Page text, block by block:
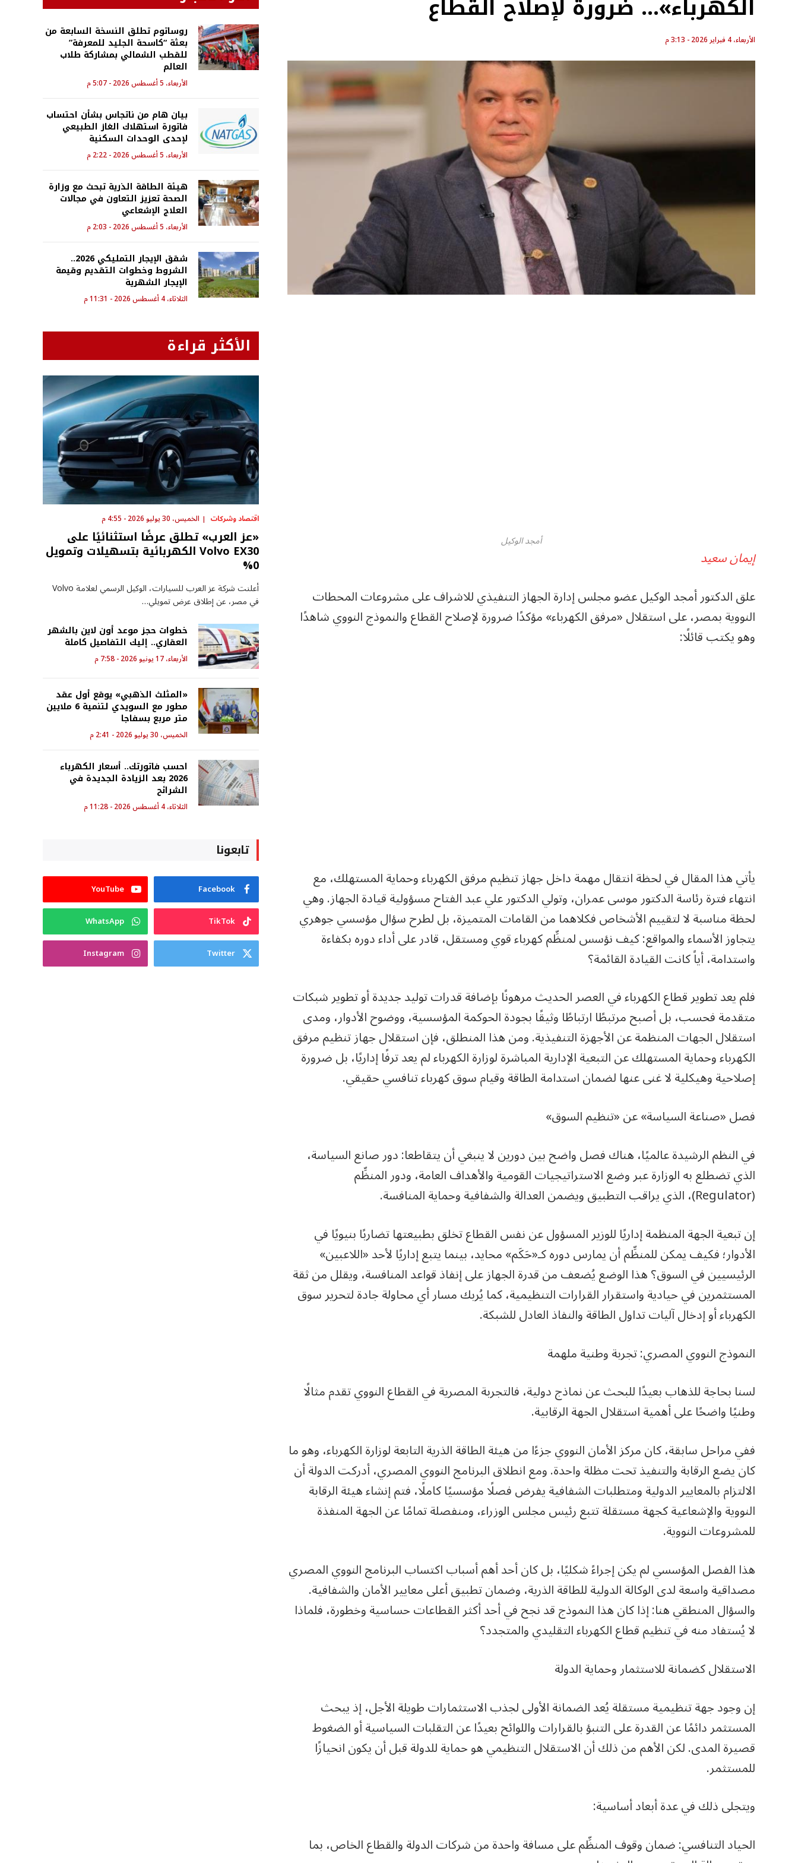
الكهرباء»… ضرورة لإصلاح القطاع
الأربعاء، 4 فبراير 2026 - 3:13 م
أمجد الوكيل
إيمان سعيد
علق الدكتور أمجد الوكيل عضو مجلس إدارة الجهاز التنفيذي للاشراف على مشروعات المحطات
النووية بمصر، على استقلال «مرفق الكهرباء» مؤكدًا ضرورة لإصلاح القطاع والنموذج النووي شاهدًا
وهو يكتب قائلًا:
يأتي هذا المقال في لحظة انتقال مهمة داخل جهاز تنظيم مرفق الكهرباء وحماية المستهلك، مع
انتهاء فترة رئاسة الدكتور موسى عمران، وتولي الدكتور علي عبد الفتاح مسؤولية قيادة الجهاز. وهي
لحظة مناسبة لا لتقييم الأشخاص فكلاهما من القامات المتميزة، بل لطرح سؤال مؤسسي جوهري
يتجاوز الأسماء والمواقع: كيف نؤسس لمنظِّم كهرباء قوي ومستقل، قادر على أداء دوره بكفاءة
واستدامة، أياً كانت القيادة القائمة؟
فلم يعد تطوير قطاع الكهرباء في العصر الحديث مرهونًا بإضافة قدرات توليد جديدة أو تطوير شبكات
متقدمة فحسب، بل أصبح مرتبطًا ارتباطًا وثيقًا بجودة الحوكمة المؤسسية، ووضوح الأدوار، ومدى
استقلال الجهات المنظمة عن الأجهزة التنفيذية. ومن هذا المنطلق، فإن استقلال جهاز تنظيم مرفق
الكهرباء وحماية المستهلك عن التبعية الإدارية المباشرة لوزارة الكهرباء لم يعد ترفًا إداريًا، بل ضرورة
إصلاحية وهيكلية لا غنى عنها لضمان استدامة الطاقة وقيام سوق كهرباء تنافسي حقيقي.
فصل «صناعة السياسة» عن «تنظيم السوق»
في النظم الرشيدة عالميًا، هناك فصل واضح بين دورين لا ينبغي أن يتقاطعا: دور صانع السياسة،
الذي تضطلع به الوزارة عبر وضع الاستراتيجيات القومية والأهداف العامة، ودور المنظِّم
(Regulator)، الذي يراقب التطبيق ويضمن العدالة والشفافية وحماية المنافسة.
إن تبعية الجهة المنظمة إداريًا للوزير المسؤول عن نفس القطاع تخلق بطبيعتها تضاربًا بنيويًا في
الأدوار؛ فكيف يمكن للمنظِّم أن يمارس دوره كـ«حَكَم» محايد، بينما يتبع إداريًا لأحد «اللاعبين»
الرئيسيين في السوق؟ هذا الوضع يُضعف من قدرة الجهاز على إنفاذ قواعد المنافسة، ويقلل من ثقة
المستثمرين في حيادية واستقرار القرارات التنظيمية، كما يُربك مسار أي محاولة جادة لتحرير سوق
الكهرباء أو إدخال آليات تداول الطاقة والنفاذ العادل للشبكة.
النموذج النووي المصري: تجربة وطنية ملهمة
لسنا بحاجة للذهاب بعيدًا للبحث عن نماذج دولية، فالتجربة المصرية في القطاع النووي تقدم مثالًا
وطنيًا واضحًا على أهمية استقلال الجهة الرقابية.
ففي مراحل سابقة، كان مركز الأمان النووي جزءًا من هيئة الطاقة الذرية التابعة لوزارة الكهرباء، وهو ما
كان يضع الرقابة والتنفيذ تحت مظلة واحدة. ومع انطلاق البرنامج النووي المصري، أدركت الدولة أن
الالتزام بالمعايير الدولية ومتطلبات الشفافية يفرض فصلًا مؤسسيًا كاملًا، فتم إنشاء هيئة الرقابة
النووية والإشعاعية كجهة مستقلة تتبع رئيس مجلس الوزراء، ومنفصلة تمامًا عن الجهة المنفذة
للمشروعات النووية.
هذا الفصل المؤسسي لم يكن إجراءً شكليًا، بل كان أحد أهم أسباب اكتساب البرنامج النووي المصري
مصداقية واسعة لدى الوكالة الدولية للطاقة الذرية، وضمان تطبيق أعلى معايير الأمان والشفافية.
والسؤال المنطقي هنا: إذا كان هذا النموذج قد نجح في أحد أكثر القطاعات حساسية وخطورة، فلماذا
لا يُستفاد منه في تنظيم قطاع الكهرباء التقليدي والمتجدد؟
الاستقلال كضمانة للاستثمار وحماية الدولة
إن وجود جهة تنظيمية مستقلة يُعد الضمانة الأولى لجذب الاستثمارات طويلة الأجل، إذ يبحث
المستثمر دائمًا عن القدرة على التنبؤ بالقرارات واللوائح بعيدًا عن التقلبات السياسية أو الضغوط
قصيرة المدى. لكن الأهم من ذلك أن الاستقلال التنظيمي هو حماية للدولة قبل أن يكون انحيازًا
للمستثمر.
ويتجلى ذلك في عدة أبعاد أساسية:
الحياد التنافسي: ضمان وقوف المنظِّم على مسافة واحدة من شركات الدولة والقطاع الخاص، بما
روساتوم تطلق النسخة السابعة من
بعثة “كاسحة الجليد للمعرفة”
للقطب الشمالي بمشاركة طلاب
العالم
الأربعاء، 5 أغسطس 2026 - 5:07 م
بيان هام من ناتجاس بشأن احتساب
فاتورة استهلاك الغاز الطبيعي
لإحدى الوحدات السكنية
الأربعاء، 5 أغسطس 2026 - 2:22 م
هيئة الطاقة الذرية تبحث مع وزارة
الصحة تعزيز التعاون في مجالات
العلاج الإشعاعي
الأربعاء، 5 أغسطس 2026 - 2:03 م
شقق الإيجار التمليكي 2026..
الشروط وخطوات التقديم وقيمة
الإيجار الشهرية
الثلاثاء، 4 أغسطس 2026 - 11:31 م
الأكثر قراءة
اقتصاد وشركات الخميس، 30 يوليو 2026 - 4:55 م
«عز العرب» تطلق عرضًا استثنائيًا على
Volvo EX30 الكهربائية بتسهيلات وتمويل
0%
أعلنت شركة عز العرب للسيارات، الوكيل الرسمي لعلامة Volvo
في مصر، عن إطلاق عرض تمويلي…
خطوات حجز موعد أون لاين بالشهر
العقاري.. إليك التفاصيل كاملة
الأربعاء، 17 يونيو 2026 - 7:58 م
«المثلث الذهبي» يوقع أول عقد
مطور مع السويدي لتنمية 6 ملايين
متر مربع بسفاجا
الخميس، 30 يوليو 2026 - 2:41 م
احسب فاتورتك.. أسعار الكهرباء
2026 بعد الزيادة الجديدة في
الشرائح
الثلاثاء، 4 أغسطس 2026 - 11:28 م
تابعونا
Facebook
YouTube
TikTok
WhatsApp
Twitter
Instagram